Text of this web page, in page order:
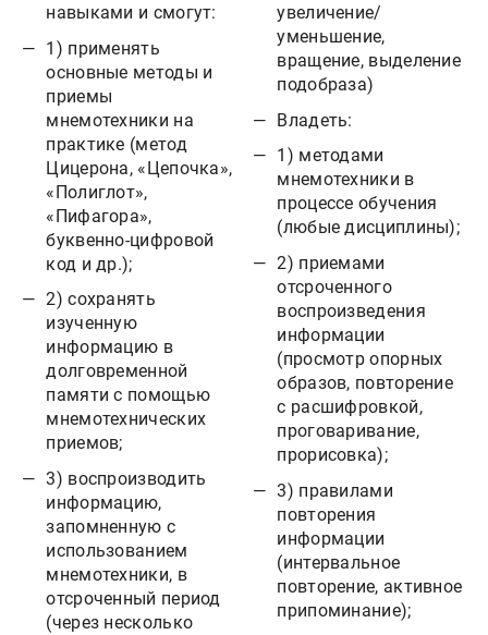
навыками и смогут:
1) применять
основные методы и
приемы
мнемотехники на
практике (метод
Цицерона, «Цепочка»,
«Полиглот»,
«Пифагора»,
буквенно-цифровой
код и др.);
2) сохранять
изученную
информацию в
долговременной
памяти с помощью
мнемотехнических
приемов;
3) воспроизводить
информацию,
запомненную с
использованием
мнемотехники, в
отсроченный период
(через несколько
увеличение/
уменьшение,
вращение, выделение
подобраза)
Владеть:
1) методами
мнемотехники в
процессе обучения
(любые дисциплины);
2) приемами
отсроченного
воспроизведения
информации
(просмотр опорных
образов, повторение
с расшифровкой,
проговаривание,
прорисовка);
3) правилами
повторения
информации
(интервальное
повторение, активное
припоминание);